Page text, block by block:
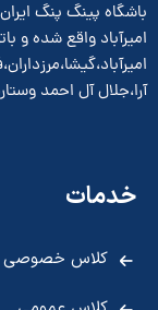
باشگاه پینگ پنگ
امیرآباد واقع شده و
آرا،جلال آل احمد
خدمات
کلاس خصوصی